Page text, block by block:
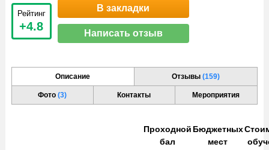
Рейтинг
+4.8
В закладки
Написать отзыв
Описание Отзывы (159)
Фото(3) Контакты Мероприятия
Проходной
бал
Бюджетных
мест